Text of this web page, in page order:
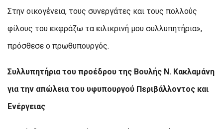
Στην οικογένεια, τους συνεργάτες και τους πολλούς
φίλους του εκφράζω τα ειλικρινή μου συλλυπητήρια»,
πρόσθεσε ο πρωθυπουργός.
Συλλυπητήρια του προέδρου της Βουλής Ν. Κακλαμάνη
για την απώλεια του υφυπουργού Περιβάλλοντος και
Ενέργειας